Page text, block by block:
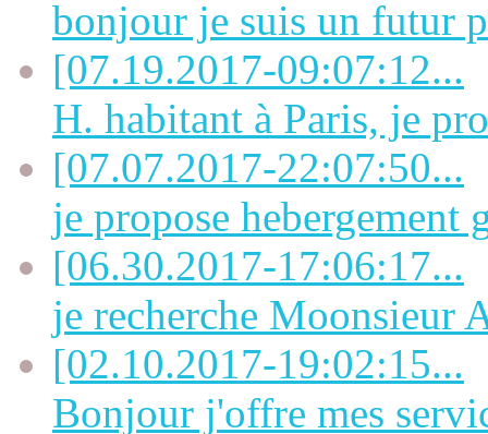
bonjour je suis un futur
[07.19.2017-09:07:12...
H. habitant à Paris, je
[07.07.2017-22:07:50...
je propose hebergement
[06.30.2017-17:06:17...
je recherche Moonsieur
[02.10.2017-19:02:15...
Bonjour j'offre mes